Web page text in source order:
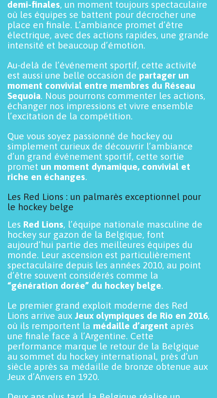
demi-finales, un moment toujours spectaculaire
où les équipes se battent pour décrocher une
place en finale. L’ambiance promet d’être
électrique, avec des actions rapides, une grande
intensité et beaucoup d’émotion.
Au-delà de l’événement sportif, cette activité
est aussi une belle occasion de partager un
moment convivial entre membres du Réseau
Sequoia. Nous pourrons commenter les actions,
échanger nos impressions et vivre ensemble
l’excitation de la compétition.
Que vous soyez passionné de hockey ou
simplement curieux de découvrir l’ambiance
d’un grand événement sportif, cette sortie
promet un moment dynamique, convivial et
riche en échanges.
Les Red Lions : un palmarès exceptionnel pour
le hockey belge
Les Red Lions, l’équipe nationale masculine de
hockey sur gazon de la Belgique, font
aujourd’hui partie des meilleures équipes du
monde. Leur ascension est particulièrement
spectaculaire depuis les années 2010, au point
d’être souvent considérés comme la
“génération dorée” du hockey belge.
Le premier grand exploit moderne des Red
Lions arrive aux Jeux olympiques de Rio en 2016,
où ils remportent la médaille d’argent après
une finale face à l’Argentine. Cette
performance marque le retour de la Belgique
au sommet du hockey international, près d’un
siècle après sa médaille de bronze obtenue aux
Jeux d’Anvers en 1920.